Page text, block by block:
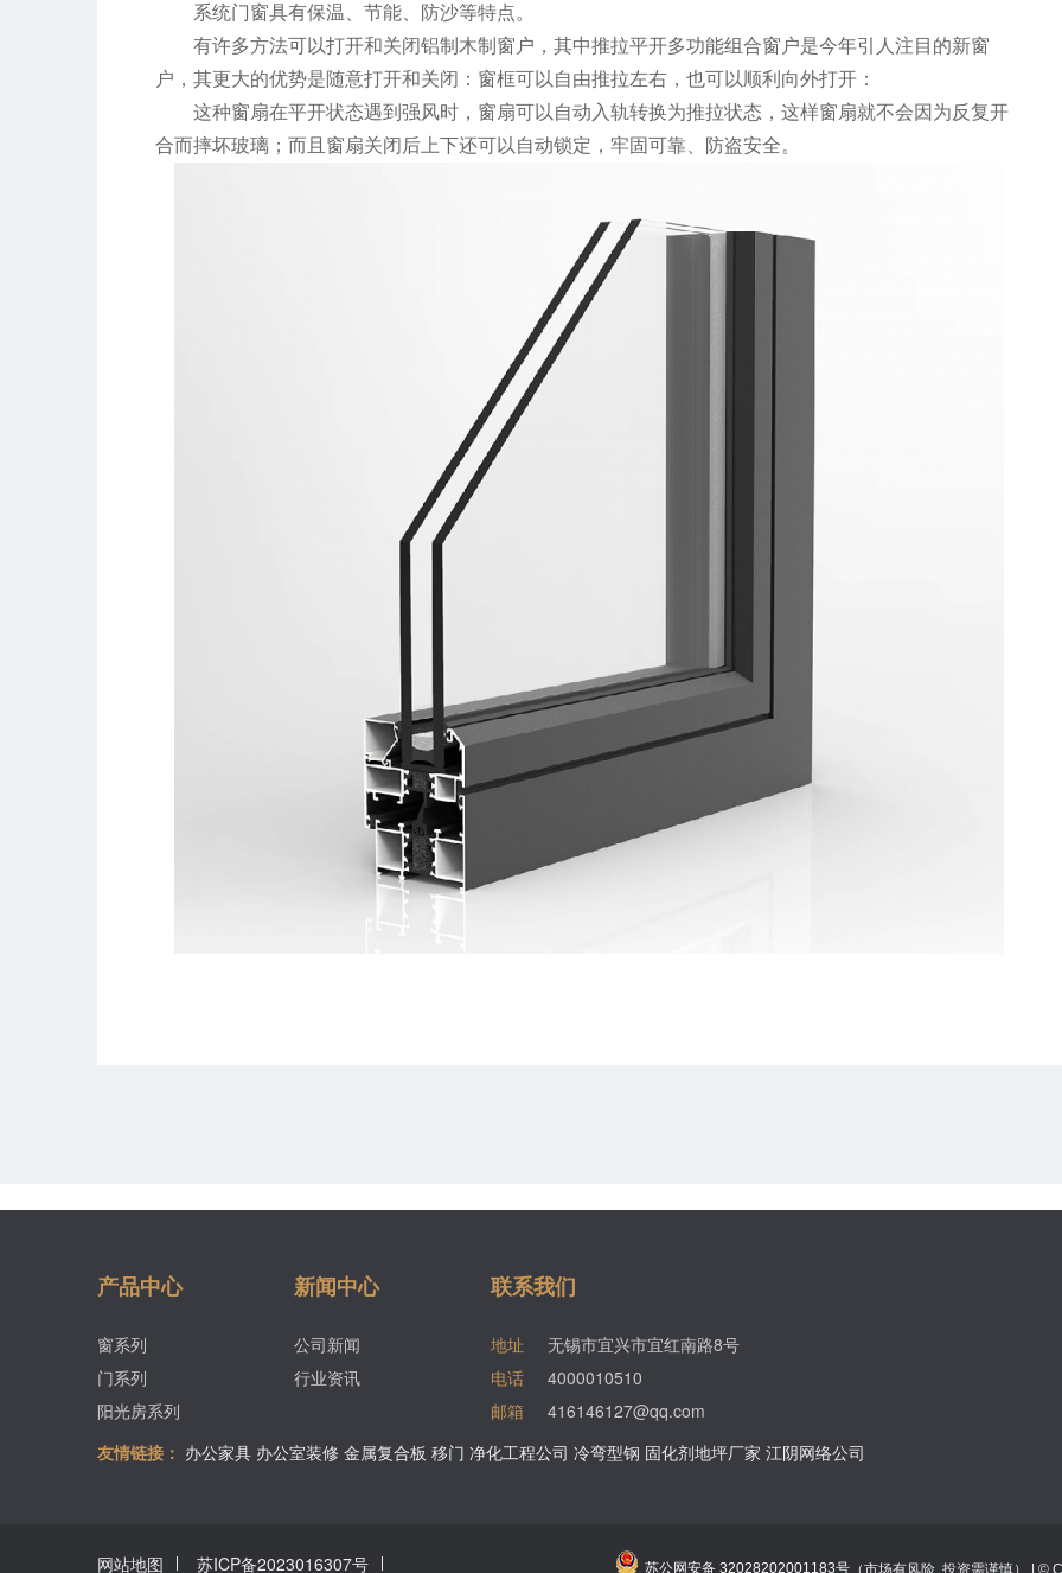
系统门窗具有保温、节能、防沙等特点。
有许多方法可以打开和关闭铝制木制窗户，其中推拉平开多功能组合窗户是今年引人注目的新窗
户，其更大的优势是随意打开和关闭：窗框可以自由推拉左右，也可以顺利向外打开：
这种窗扇在平开状态遇到强风时，窗扇可以自动入轨转换为推拉状态，这样窗扇就不会因为反复开
合而摔坏玻璃；而且窗扇关闭后上下还可以自动锁定，牢固可靠、防盗安全。
产品中心
窗系列
门系列
阳光房系列
新闻中心
公司新闻
行业资讯
联系我们
地址
无锡市宜兴市宜红南路8号
电话
4000010510
邮箱
416146127@qq.com
友情链接： 办公家具 办公室装修 金属复合板 移门 净化工程公司 冷弯型钢 固化剂地坪厂家 江阴网络公司
网站地图 苏ICP备2023016307号 苏公网安备 32028202001183号